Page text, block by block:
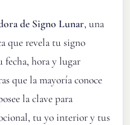
de Signo Lunar, una
que revela tu signo
fecha, hora y lugar
que la mayoría conoce
la clave para
tu yo interior y tus